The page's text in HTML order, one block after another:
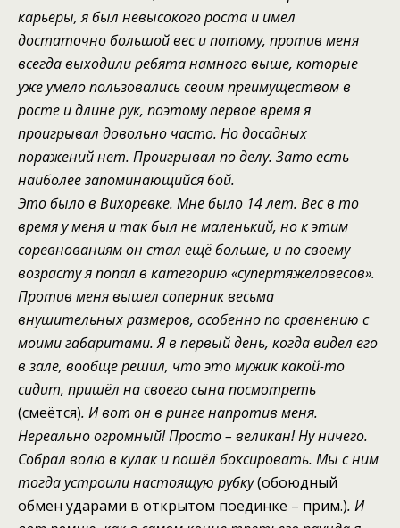
карьеры,я был невысокого роста и имел
достаточно большой вес и потому, против меня
всегда выходили ребята намного выше, которые
ужеумело пользовались своим преимуществом в
росте и длине рук, поэтому первое времяя
проигрывал довольно часто. Но досадных
поражений нет. Проигрывал по делу. Зато есть
наиболее запоминающийсябой.
Это было в Вихоревке. Мне было 14 лет. Вес в то
время у меня и так был не маленький, но к этим
соревнованиям он стал ещё больше, ипо своему
возрастуя попал в категорию «супертяжеловесов».
Против меня вышел соперник весьма
внушительных размеров, особеннопо сравнению с
моими габаритами. Я в первый день, когда видел его
в зале, вообще решил, что это мужик какой-то
сидит, пришёл на своего сына посмотреть
(смеётся). И вот он в ринге напротив меня.
Нереально огромный!Просто – великан! Ну ничего.
Собрал волю в кулак и пошёл боксировать. Мы с ним
тогдаустроили настоящую рубку(обоюдный
обмен ударами в открытом поединке – прим.). И